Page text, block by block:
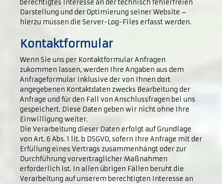
berechtigtes Interesse an der technisch fehlerfreien
Darstellung und der Optimierung seiner Website –
hierzu müssen die Server-Log-Files erfasst werden.
Kontaktformular
Wenn Sie uns per Kontaktformular Anfragen
zukommen lassen, werden Ihre Angaben aus dem
Anfrageformular inklusive der von Ihnen dort
angegebenen Kontaktdaten zwecks Bearbeitung der
Anfrage und für den Fall von Anschlussfragen bei uns
gespeichert. Diese Daten geben wir nicht ohne Ihre
Einwilligung weiter.
Die Verarbeitung dieser Daten erfolgt auf Grundlage
von Art. 6 Abs. 1 lit. b DSGVO, sofern Ihre Anfrage mit der
Erfüllung eines Vertrags zusammenhängt oder zur
Durchführung vorvertraglicher Maßnahmen
erforderlich ist. In allen übrigen Fällen beruht die
Verarbeitung auf unserem berechtigten Interesse an